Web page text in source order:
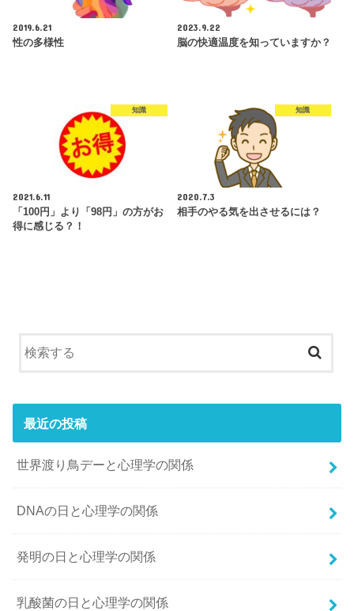
2019.6.21
性の多様性
2023.9.22
脳の快適温度を知っていますか？
知識
2021.6.11
「100円」より「98円」の方がお
得に感じる？！
知識
2020.7.3
相手のやる気を出させるには？
最近の投稿
世界渡り鳥デーと心理学の関係
DNAの日と心理学の関係
発明の日と心理学の関係
乳酸菌の日と心理学の関係